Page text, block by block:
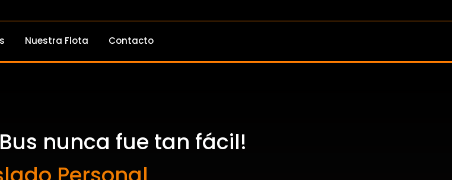
Nuestra Flota Contacto
nunca fue tan fácil!
Personal